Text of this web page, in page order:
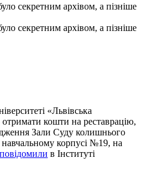
секретним архівом, а пізніше
секретним архівом, а пізніше
«Львівська
отримати кошти на реставрацію,
Зали Суду колишнього
корпусі №19, на
повідомили в Інституті